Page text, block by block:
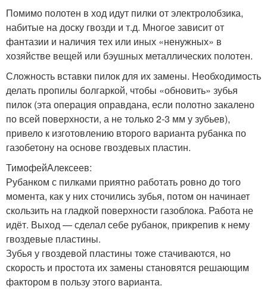
Помимо полотен в ход идут пилки от электролобзика,
набитые на доску гвозди и т.д. Многое зависит от
фантазии и наличия тех или иных «ненужных» в
хозяйстве вещей или бэушных металлических полотен.
Сложность вставки пилок для их замены. Необходимость
делать пропилы болгаркой, чтобы «обновить» зубья
пилок (эта операция оправдана, если полотно закалено
по всей поверхности, а не только 2-3 мм у зубьев),
привело к изготовлению второго варианта рубанка по
газобетону на основе гвоздевых пластин.
ТимофейАлексеев:
Рубанком с пилками приятно работать ровно до того
момента, как у них сточились зубья, потом он начинает
скользить на гладкой поверхности газоблока. Работа не
идёт. Выход — сделал себе рубанок, прикрепив к нему
гвоздевые пластины.
Зубья у гвоздевой пластины тоже стачиваются, но
скорость и простота их замены становятся решающим
фактором в пользу этого варианта.